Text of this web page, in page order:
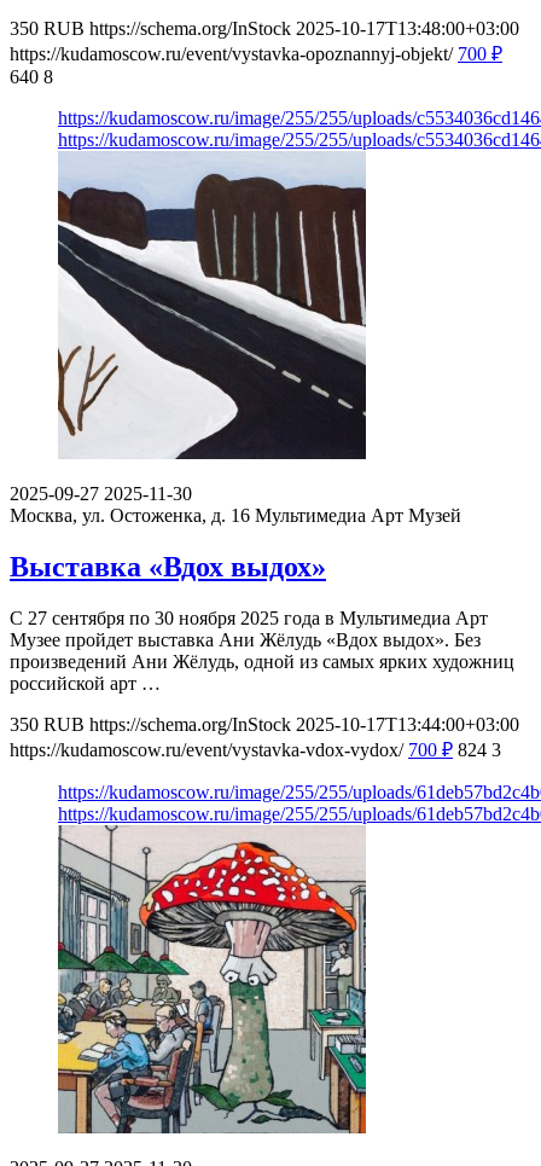
350 RUB https://schema.org/InStock 2025-10-17T13:48:00+03:00
https://kudamoscow.ru/event/vystavka-opoznannyj-objekt/ 700 ₽
640 8
https://kudamoscow.ru/image/255/255/uploads/
https://kudamoscow.ru/image/255/255/uploads/
2025-09-27 2025-11-30
Москва, ул. Остоженка, д. 16 Мультимедиа Арт Музей
Выставка «Вдох выдох»
С 27 сентября по 30 ноября 2025 года в Мультимедиа Арт
Музее пройдет выставка Ани Жёлудь «Вдох выдох». Без
произведений Ани Жёлудь, одной из самых ярких художниц
российской арт …
350 RUB https://schema.org/InStock 2025-10-17T13:44:00+03:00
https://kudamoscow.ru/event/vystavka-vdox-vydox/ 700 ₽ 824 3
https://kudamoscow.ru/image/255/255/uploads/
https://kudamoscow.ru/image/255/255/uploads/